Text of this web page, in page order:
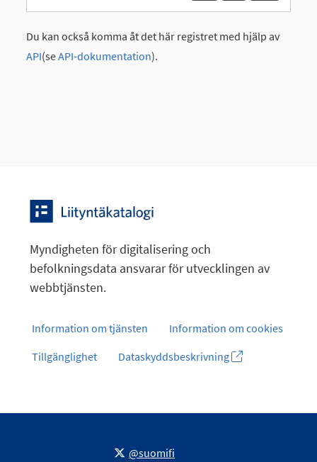
Du kan också komma åt det här registret med hjälp av
API(seAPI-dokumentation).
Myndigheten för digitalisering och
befolkningsdata ansvarar för utvecklingen av
webbtjänsten.
Information om tjänsten
Information om cookies
Tillgänglighet
Dataskyddsbeskrivning
@suomifi